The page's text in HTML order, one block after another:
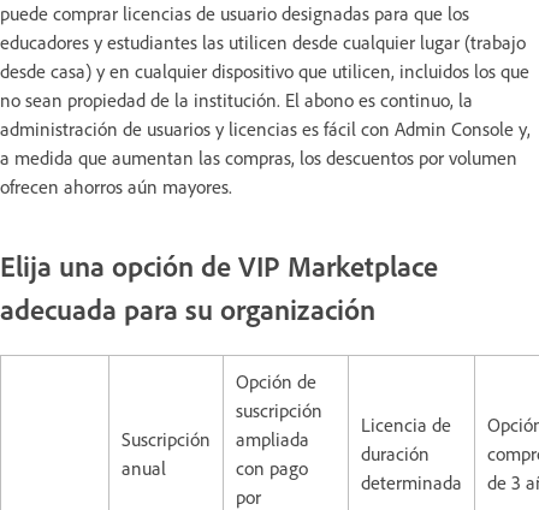
puede comprar licencias de usuario designadas para que los
educadores y estudiantes las utilicen desde cualquier lugar (trabajo
desde casa) y en cualquier dispositivo que utilicen, incluidos los que
no sean propiedad de la institución. El abono es continuo, la
administración de usuarios y licencias es fácil con Admin Console y,
a medida que aumentan las compras, los descuentos por volumen
ofrecen ahorros aún mayores.
Elija una opción de VIP Marketplace
adecuada para su organización
Suscripción
anual
Opción de
suscripción
ampliada
con pago
por
Licencia de
duración
determinada
de 3